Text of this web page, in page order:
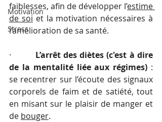
Motivation
Stress
faiblesses, afin de développer l’estime
de soi et la motivation nécessaires à
l’amélioration de sa santé.
·
     L’arrêt des diètes (c'est à dire
de la mentalité liée aux régimes) :
se recentrer sur l’écoute des signaux
corporels de faim et de satiété, tout
en misant sur le plaisir de manger et
de bouger.